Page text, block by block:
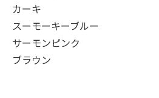
カーキ
スーモーキーブルー
サーモンピンク
ブラウン